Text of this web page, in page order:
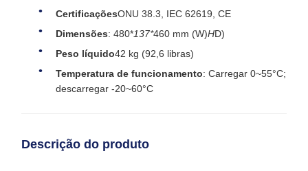
CertificaçõesONU 38.3, IEC 62619, CE
Dimensões: 480*137*460 mm (W)HD)
Peso líquido42 kg (92,6 libras)
Temperatura de funcionamento: Carregar 0~55°C;
descarregar -20~60°C
Descrição do produto